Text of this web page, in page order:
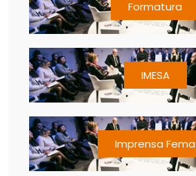
Formatura
IMESA
Imprensa Fema